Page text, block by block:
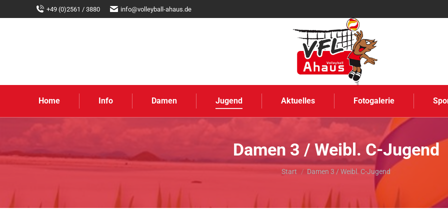
+49 (0)2561 / 3880 info@volleyball-ahaus.de
Home Info Damen Jugend Aktuelles Fotogalerie
Damen 3 / Weibl. C-Jugend
Sie befinden sich hier:
Start Damen 3 / Weibl. C-Jugend